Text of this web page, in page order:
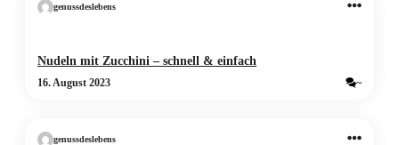
genussdeslebens
Nudeln mit Zucchini – schnell & einfach
16. August 2023 ~
genussdeslebens